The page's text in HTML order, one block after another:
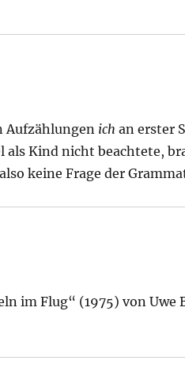
Aufzählungen ich an erster
als Kind nicht beachtete,
keine Frage der
im Flug“ (1975) von Uwe